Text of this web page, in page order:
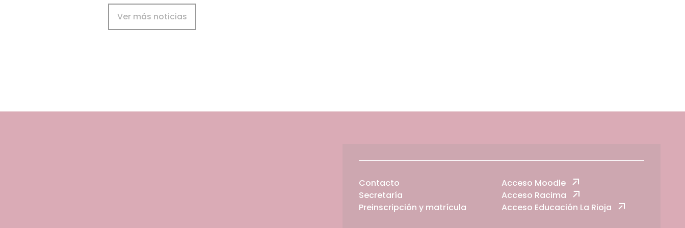
Ver más noticias
Contacto
Secretaría
Preinscripción y matrícula
Acceso Moodle
Acceso Racima
Acceso Educación La Rioja